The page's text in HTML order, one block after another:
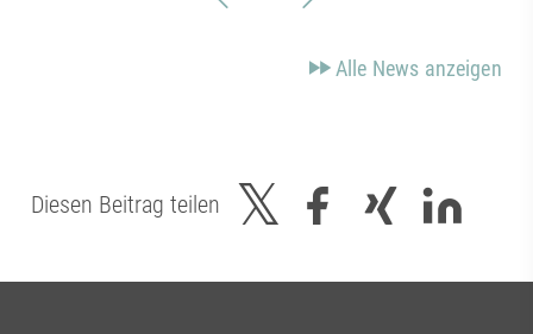
Alle News anzeigen
Diesen Beitrag teilen